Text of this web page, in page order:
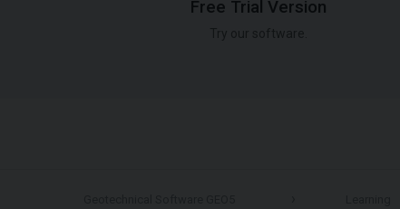
Free Trial Version